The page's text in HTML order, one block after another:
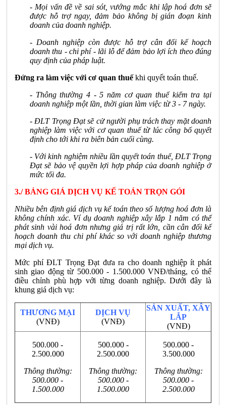
- Mọi vấn đề về sai sót, vướng mắc khi lập hoá đơn sẽ
được hỗ trợ ngay, đảm bảo không bị gián đoạn kinh
doanh của doanh nghiệp.
- Doanh nghiệp còn được hỗ trợ cân đối kế hoạch
doanh thu - chi phí - lãi lỗ để đảm bảo lợi ích theo đúng
quy định của pháp luật.
Đứng ra làm việc với cơ quan thuếkhi quyết toán thuế.
- Thông thường 4 - 5 năm cơ quan thuế kiểm tra tại
doanh nghiệp một lần, thời gian làm việc từ 3 - 7 ngày.
- ĐLT Trọng Đạt sẽ cử người phụ trách thay mặt doanh
nghiệp làm việc với cơ quan thuế từ lúc công bố quyết
định cho tới khi ra biên bản cuối cùng.
- Với kinh nghiệm nhiều lần quyết toán thuế, ĐLT Trọng
Đạt sẽ bảo vệ quyền lợi hợp pháp của doanh nghiệp ở
mức tối đa.
3./ BẢNG GIÁ DỊCH VỤ KẾ TOÁN TRỌN GÓI
Nhiều bên định giá dịch vụ kế toán theo số lượng hoá đơn là
không chính xác. Ví dụ doanh nghiệp xây lắp 1 năm có thể
phát sinh vài hoá đơn nhưng giá trị rất lớn, cần cân đối kế
hoạch doanh thu chi phí khác so với doanh nghiệp thương
mại dịch vụ.
Mức phí ĐLT Trọng Đạt đưa ra cho doanh nghiệp ít phát
sinh giao động từ 500.000 - 1.500.000 VNĐ/tháng, có thể
điều chỉnh phù hợp với từng doanh nghiệp. Dưới đây là
khung giá dịch vụ:
THƯƠNG MẠI
(VNĐ)
DỊCH VỤ
(VNĐ)
SẢN XUẤT, XÂY
LẮP
(VNĐ)
500.000 -
2.500.000
Thông thường:
500.000 -
1.500.000
500.000 -
2.500.000
Thông thường:
500.000 -
1.500.000
500.000 -
3.500.000
Thông thường:
500.000 -
2.500.000